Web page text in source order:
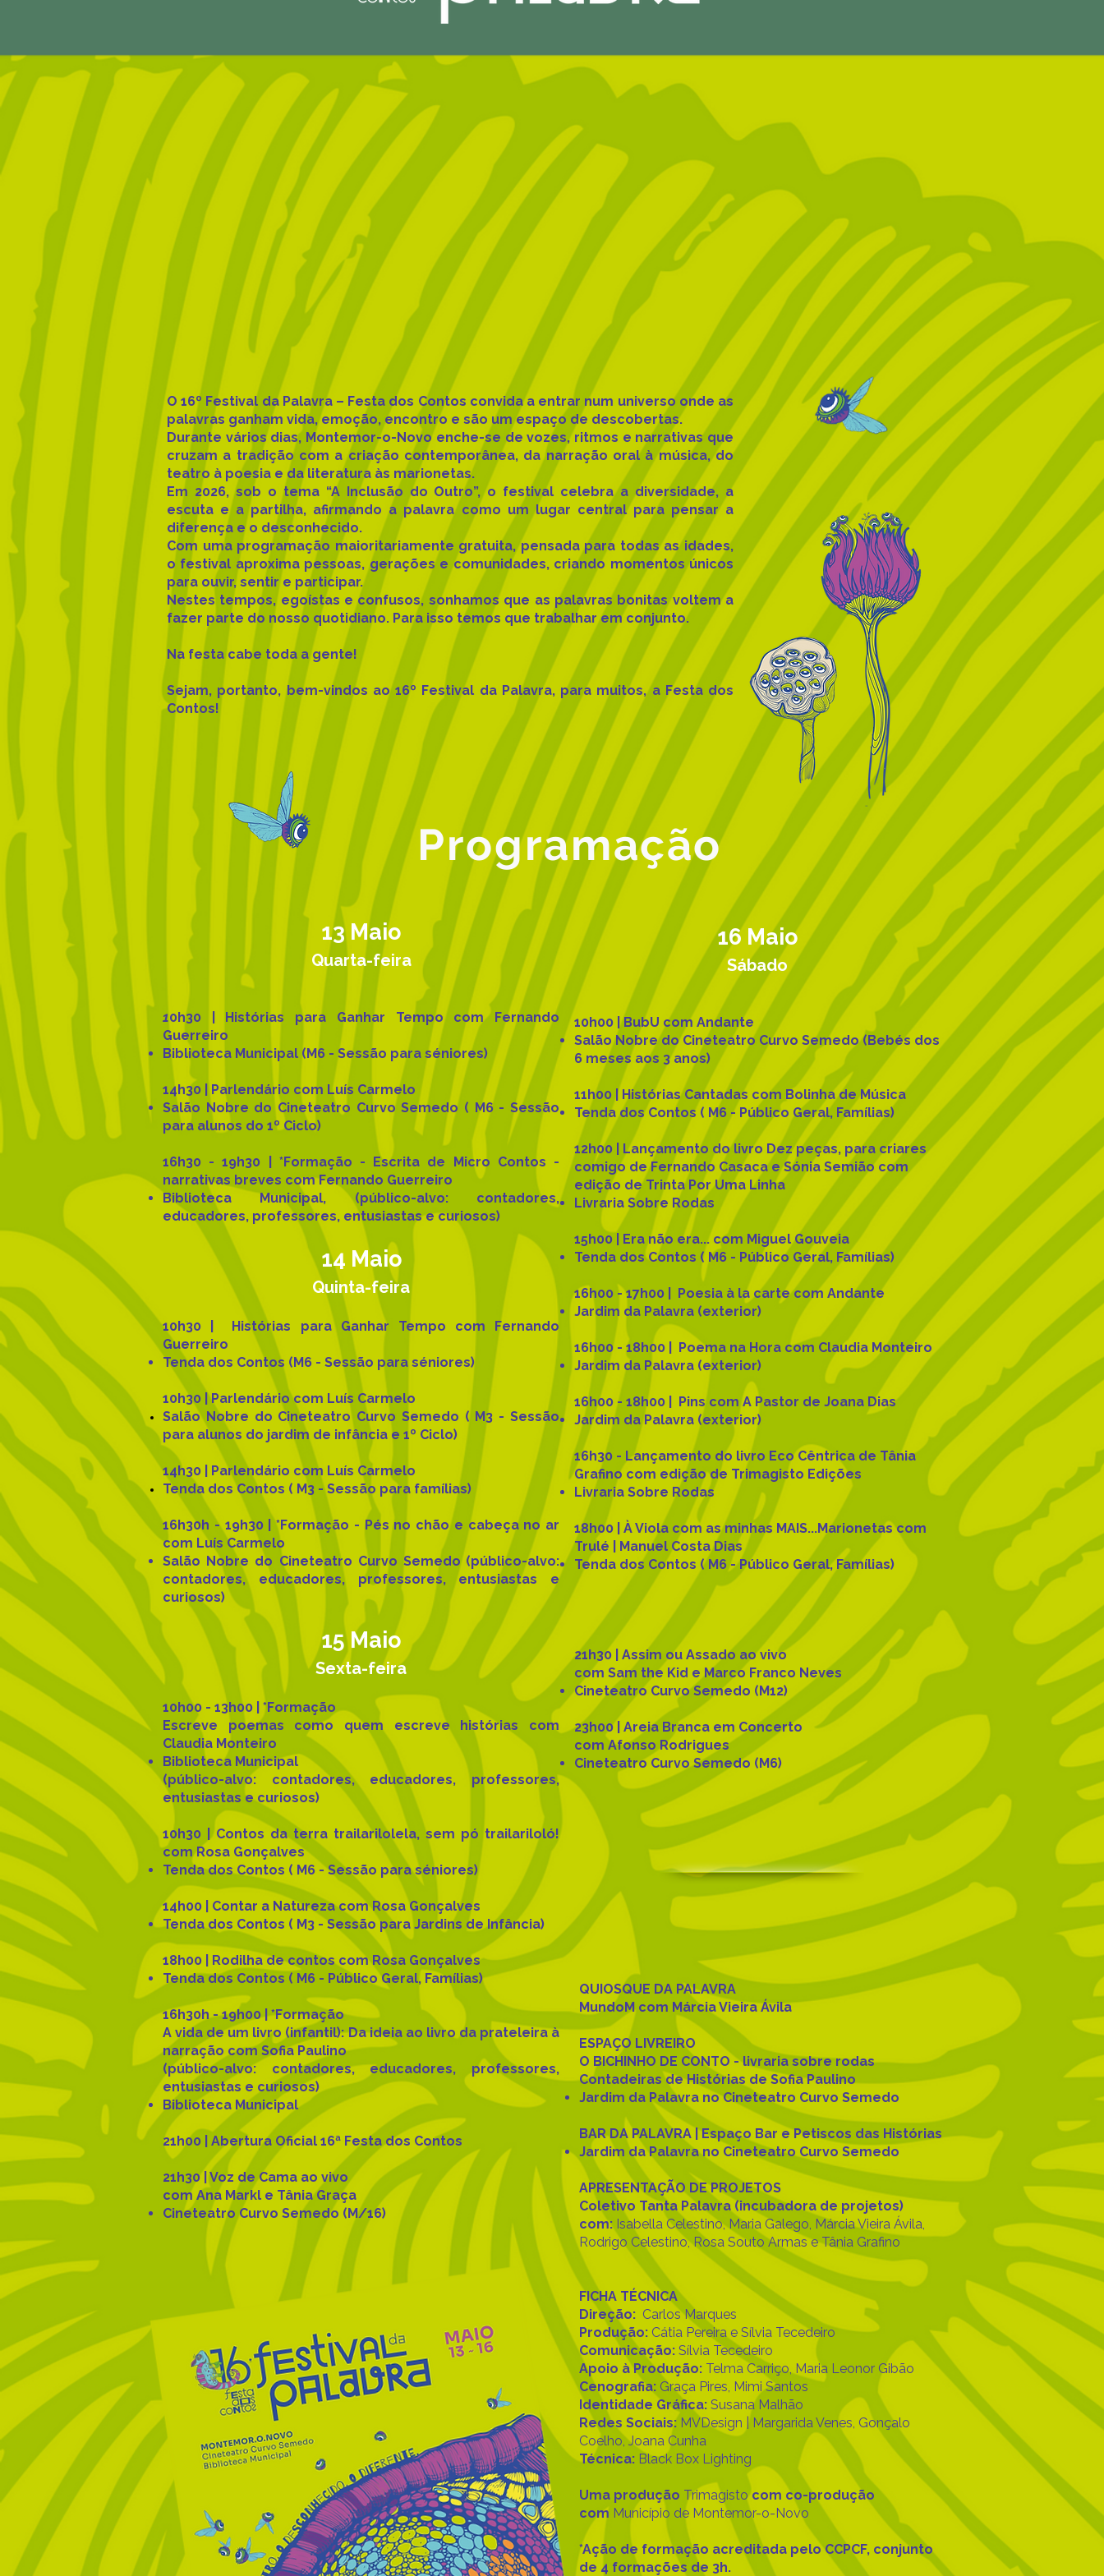
O 16º Festival da Palavra – Festa dos Contos convida a entrar num universo onde as
palavras ganham vida, emoção, encontro e são um espaço de descobertas.
Durante vários dias, Montemor-o-Novo enche-se de vozes, ritmos e narrativas que
cruzam a tradição com a criação contemporânea, da narração oral à música, do
teatro à poesia e da literatura às marionetas.
Em 2026, sob o tema “A Inclusão do Outro”, o festival celebra a diversidade, a
escuta e a partilha, afirmando a palavra como um lugar central para pensar a
diferença e o desconhecido.
Com uma programação maioritariamente gratuita, pensada para todas as idades,
o festival aproxima pessoas, gerações e comunidades, criando momentos únicos
para ouvir, sentir e participar.
Nestes tempos, egoístas e confusos, sonhamos que as palavras bonitas voltem a
fazer parte do nosso quotidiano. Para isso temos que trabalhar em conjunto.
Na festa cabe toda a gente!
Sejam, portanto, bem-vindos ao 16º Festival da Palavra, para muitos, a Festa dos
Contos!
Programação
13 Maio
Quarta-feira
10h30 | Histórias para Ganhar Tempo com Fernando
Guerreiro
Biblioteca Municipal (M6 - Sessão para séniores)
14h30 | Parlendário com Luís Carmelo
Salão Nobre do Cineteatro Curvo Semedo ( M6 - Sessão
para alunos do 1º Ciclo)
16h30 - 19h30 | *Formação - Escrita de Micro Contos -
narrativas breves com Fernando Guerreiro
Biblioteca Municipal, (público-alvo: contadores,
educadores, professores, entusiastas e curiosos)
14 Maio
Quinta-feira
10h30 | Histórias para Ganhar Tempo com Fernando
Guerreiro
Tenda dos Contos (M6 - Sessão para séniores)
10h30 | Parlendário com Luís Carmelo
Salão Nobre do Cineteatro Curvo Semedo ( M3 - Sessão
para alunos do jardim de infância e 1º Ciclo)
14h30 | Parlendário com Luís Carmelo
Tenda dos Contos ( M3 - Sessão para famílias)
16h30h - 19h30 | *Formação - Pés no chão e cabeça no ar
com Luís Carmelo
Salão Nobre do Cineteatro Curvo Semedo (público-alvo:
contadores, educadores, professores, entusiastas e
curiosos)
15 Maio
Sexta-feira
10h00 - 13h00 | *Formação
Escreve poemas como quem escreve histórias com
Claudia Monteiro
Biblioteca Municipal
(público-alvo: contadores, educadores, professores,
entusiastas e curiosos)
10h30 | Contos da terra trailarilolela, sem pó trailariloló!
com Rosa Gonçalves
Tenda dos Contos ( M6 - Sessão para séniores)
14h00 | Contar a Natureza com Rosa Gonçalves
Tenda dos Contos ( M3 - Sessão para Jardins de Infância)
18h00 | Rodilha de contos com Rosa Gonçalves
Tenda dos Contos ( M6 - Público Geral, Famílias)
16h30h - 19h00 | *Formação
A vida de um livro (infantil): Da ideia ao livro da prateleira à
narração com Sofia Paulino
(público-alvo: contadores, educadores, professores,
entusiastas e curiosos)
Biblioteca Municipal
21h00 | Abertura Oficial 16ª Festa dos Contos
21h30 | Voz de Cama ao vivo
com Ana Markl e Tânia Graça
Cineteatro Curvo Semedo (M/16)
16 Maio
Sábado
10h00 | BubU com Andante
Salão Nobre do Cineteatro Curvo Semedo (Bebés dos
6 meses aos 3 anos)
11h00 | Histórias Cantadas com Bolinha de Música
Tenda dos Contos ( M6 - Público Geral, Famílias)
12h00 | Lançamento do livro Dez peças, para criares
comigo de Fernando Casaca e Sónia Semião com
edição de Trinta Por Uma Linha
Livraria Sobre Rodas
15h00 | Era não era... com Miguel Gouveia
Tenda dos Contos ( M6 - Público Geral, Famílias)
16h00 - 17h00 | Poesia à la carte com Andante
Jardim da Palavra (exterior)
16h00 - 18h00 | Poema na Hora com Claudia Monteiro
Jardim da Palavra (exterior)
16h00 - 18h00 | Pins com A Pastor de Joana Dias
Jardim da Palavra (exterior)
16h30 - Lançamento do livro Eco Cêntrica de Tânia
Grafino com edição de Trimagisto Edições
Livraria Sobre Rodas
18h00 | À Viola com as minhas MAIS...Marionetas com
Trulé | Manuel Costa Dias
Tenda dos Contos ( M6 - Público Geral, Famílias)
21h30 | Assim ou Assado ao vivo
com Sam the Kid e Marco Franco Neves
Cineteatro Curvo Semedo (M12)
23h00 | Areia Branca em Concerto
com Afonso Rodrigues
Cineteatro Curvo Semedo (M6)
QUIOSQUE DA PALAVRA
MundoM com Márcia Vieira Ávila
ESPAÇO LIVREIRO
O BICHINHO DE CONTO - livraria sobre rodas
Contadeiras de Histórias de Sofia Paulino
Jardim da Palavra no Cineteatro Curvo Semedo
BAR DA PALAVRA | Espaço Bar e Petiscos das Histórias
Jardim da Palavra no Cineteatro Curvo Semedo
APRESENTAÇÃO DE PROJETOS
Coletivo Tanta Palavra (incubadora de projetos)
com: Isabella Celestino, Maria Galego, Márcia Vieira Ávila,
Rodrigo Celestino, Rosa Souto Armas e Tânia Grafino
FICHA TÉCNICA
Direção: Carlos Marques
Produção: Cátia Pereira e Sílvia Tecedeiro
Comunicação: Sílvia Tecedeiro
Apoio à Produção: Telma Carriço, Maria Leonor Gibão
Cenografia: Graça Pires, Mimi Santos
Identidade Gráfica: Susana Malhão
Redes Sociais: MVDesign | Margarida Venes, Gonçalo
Coelho, Joana Cunha
Técnica: Black Box Lighting
Uma produção Trimagistocom co-produção
com Município de Montemor-o-Novo
*Ação de formação acreditada pelo CCPCF, conjunto
de 4 formações de 3h.